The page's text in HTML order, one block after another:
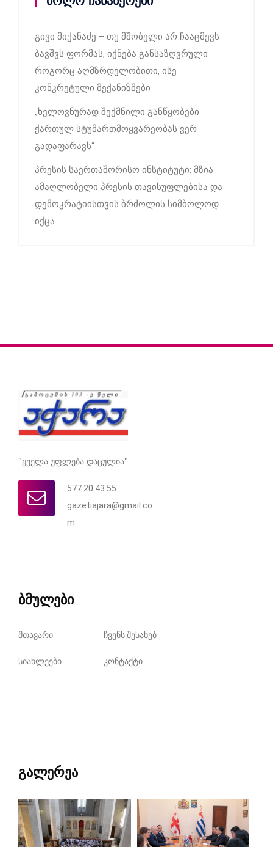
გივი მიქანაძე – თუ მშობელი არ ჩააცმევს
ბავშვს ფორმას, იქნება განსაზღვრული
როგორც აღმზრდელობითი, ისე
კონკრეტული მექანიზმები
„ხელოვნურად შექმნილი განწყობები
ქართულ სტუმართმოყვარეობას ვერ
გადაფარავს“
პრესის საერთაშორისო ინსტიტუტი: მზია
ამაღლობელი პრესის თავისუფლებისა და
დემოკრატიისთვის ბრძოლის სიმბოლოდ
იქცა
"ყველა უფლება დაცულია" .
577 20 43 55
gazetiajara@gmail.co
m
ბმულები
მთავარი ჩვენს შესახებ
სიახლეები კონტაქტი
გალერეა